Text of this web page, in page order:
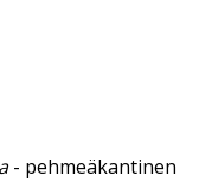
- pehmeäkantinen